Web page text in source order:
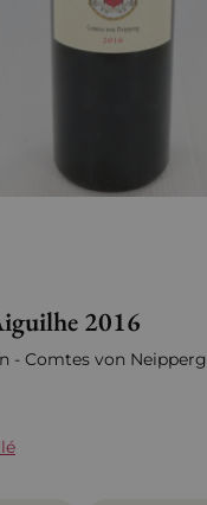
2016
- Comtes von Neipperg